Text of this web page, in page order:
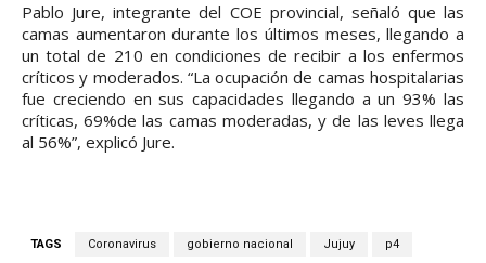
Pablo Jure, integrante del COE provincial, señaló que las
camas aumentaron durante los últimos meses, llegando a
un total de 210 en condiciones de recibir a los enfermos
críticos y moderados. “La ocupación de camas hospitalarias
fue creciendo en sus capacidades llegando a un 93% las
críticas, 69%de las camas moderadas, y de las leves llega
al 56%”, explicó Jure.
TAGS Coronavirus gobierno nacional Jujuy p4